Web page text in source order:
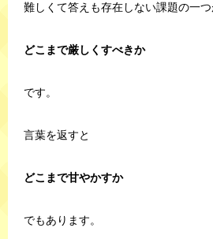
難しくて答えも存在しない課題の一
どこまで厳しくすべきか
です。
言葉を返すと
どこまで甘やかすか
でもあります。